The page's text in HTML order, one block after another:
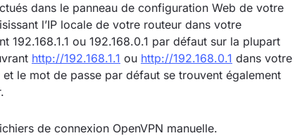
dans le panneau de configuration Web de votre
l’IP locale de votre routeur dans votre
192.168.1.1 ou 192.168.0.1 par défaut sur la plupart
http://192.168.1.1 ou http://192.168.0.1 dans votre
et le mot de passe par défaut se trouvent également
de connexion OpenVPN manuelle.